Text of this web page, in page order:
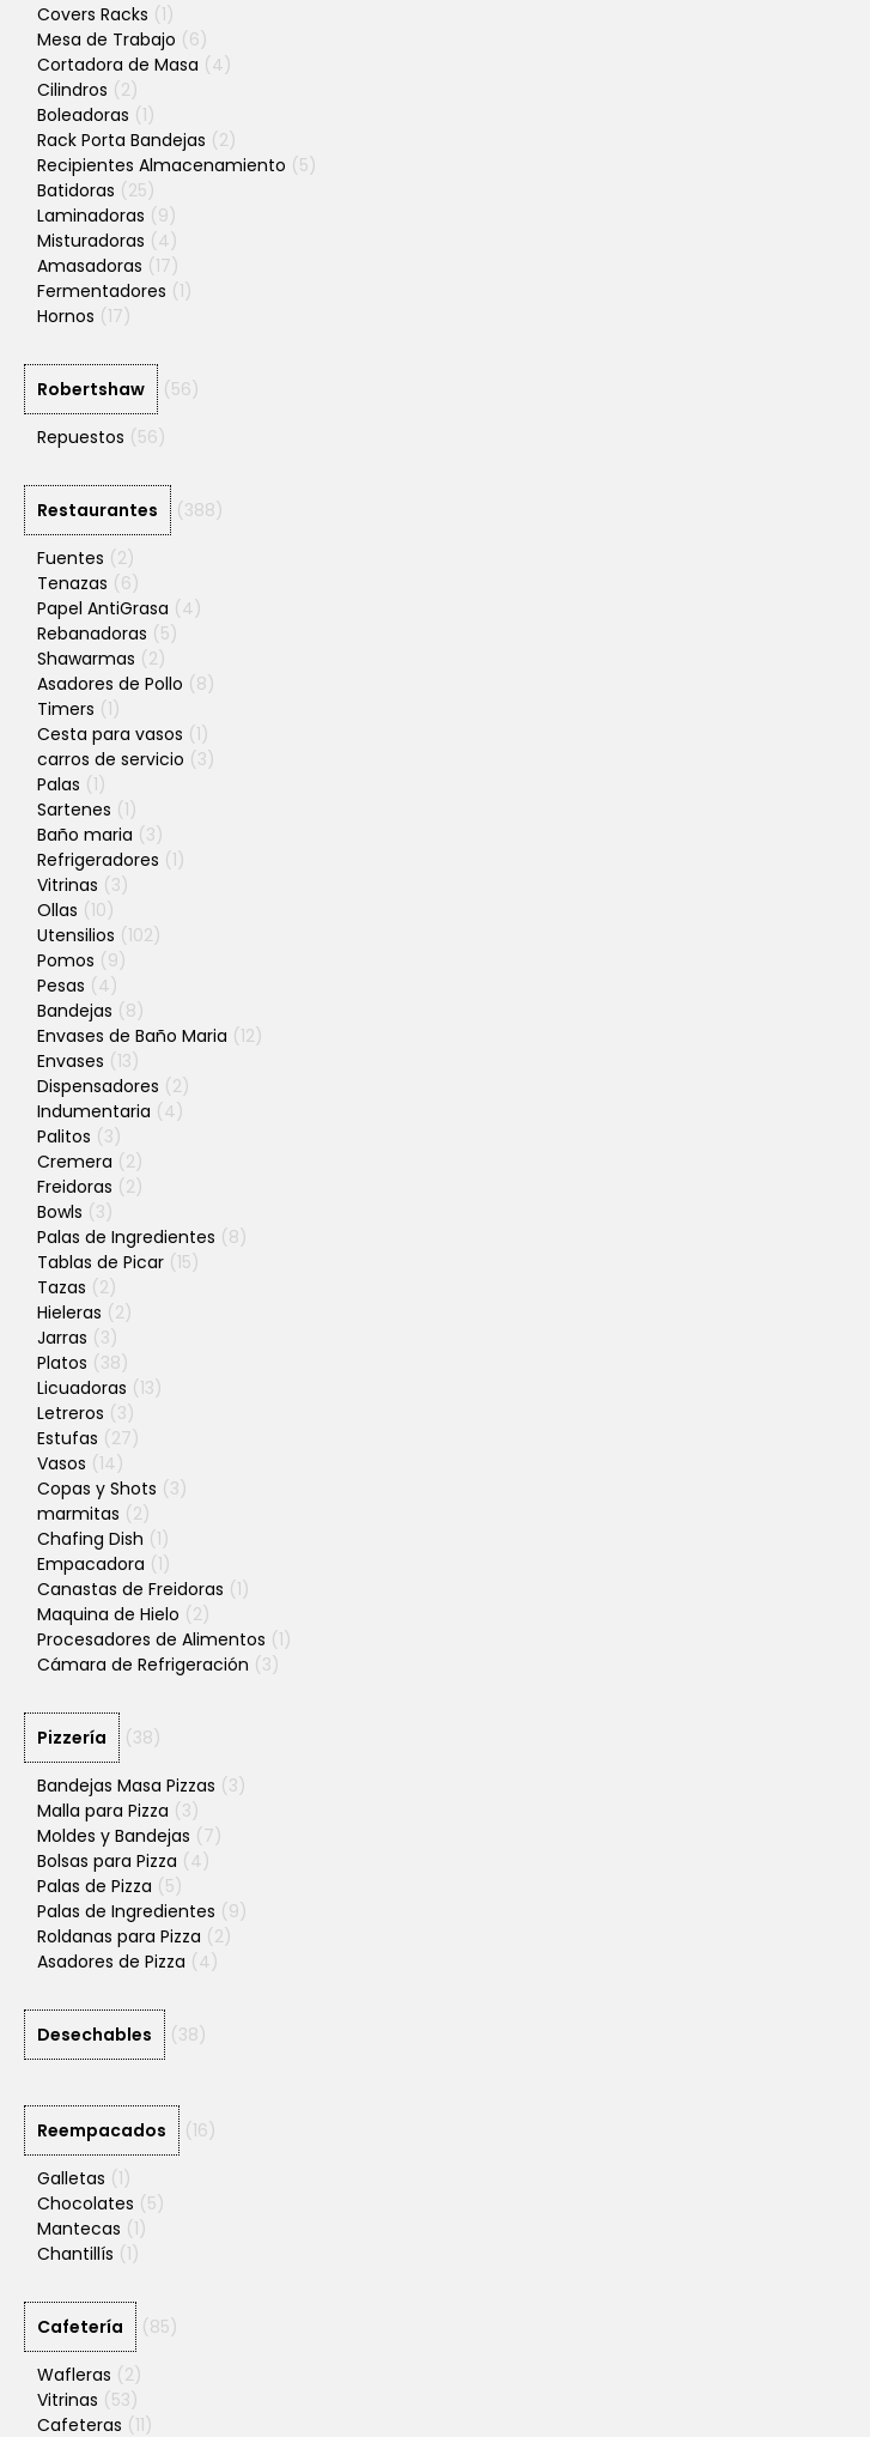
Covers Racks (1)
Mesa de Trabajo (6)
Cortadora de Masa (4)
Cilindros (2)
Boleadoras (1)
Rack Porta Bandejas (2)
Recipientes Almacenamiento (5)
Batidoras (25)
Laminadoras (9)
Misturadoras (4)
Amasadoras (17)
Fermentadores (1)
Hornos (17)
Robertshaw
(56)
Repuestos (56)
Restaurantes
(388)
Fuentes (2)
Tenazas (6)
Papel AntiGrasa (4)
Rebanadoras (5)
Shawarmas (2)
Asadores de Pollo (8)
Timers (1)
Cesta para vasos (1)
carros de servicio (3)
Palas (1)
Sartenes (1)
Baño maria (3)
Refrigeradores (1)
Vitrinas (3)
Ollas (10)
Utensilios (102)
Pomos (9)
Pesas (4)
Bandejas (8)
Envases de Baño Maria (12)
Envases (13)
Dispensadores (2)
Indumentaria (4)
Palitos (3)
Cremera (2)
Freidoras (2)
Bowls (3)
Palas de Ingredientes (8)
Tablas de Picar (15)
Tazas (2)
Hieleras (2)
Jarras (3)
Platos (38)
Licuadoras (13)
Letreros (3)
Estufas (27)
Vasos (14)
Copas y Shots (3)
marmitas (2)
Chafing Dish (1)
Empacadora (1)
Canastas de Freidoras (1)
Maquina de Hielo (2)
Procesadores de Alimentos (1)
Cámara de Refrigeración (3)
Pizzería
(38)
Bandejas Masa Pizzas (3)
Malla para Pizza (3)
Moldes y Bandejas (7)
Bolsas para Pizza (4)
Palas de Pizza (5)
Palas de Ingredientes (9)
Roldanas para Pizza (2)
Asadores de Pizza (4)
Desechables (38)
Reempacados
(16)
Galletas (1)
Chocolates (5)
Mantecas (1)
Chantillís (1)
Cafetería
(85)
Wafleras (2)
Vitrinas (53)
Cafeteras (11)